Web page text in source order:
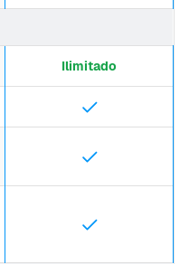
Ilimitado